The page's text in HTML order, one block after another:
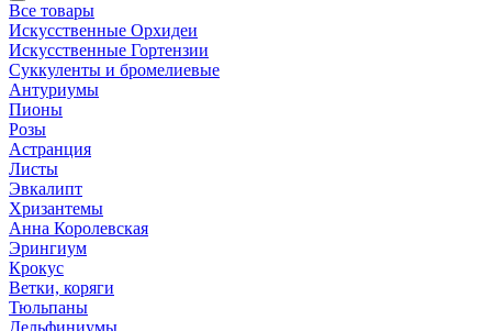
Все товары
Искусственные Орхидеи
Искусственные Гортензии
Суккуленты и бромелиевые
Антуриумы
Пионы
Розы
Астранция
Листы
Эвкалипт
Хризантемы
Анна Королевская
Эрингиум
Крокус
Ветки, коряги
Тюльпаны